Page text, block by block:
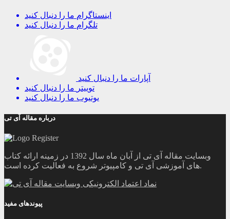
اینستاگرام ما را دنبال کنید
تلگرام ما را دنبال کنید
آپارات ما را دنبال کنید
توییتر ما را دنبال کنید
یوتیوب ما را دنبال کنید
درباره مقاله آی تی
وبسایت مقاله آی تی از آبان ماه سال 1392 در زمینه ارائه کتاب
های آموزشی آی تی و کامپیوتر شروع به فعالیت کرده است.
پیوندهای مفید